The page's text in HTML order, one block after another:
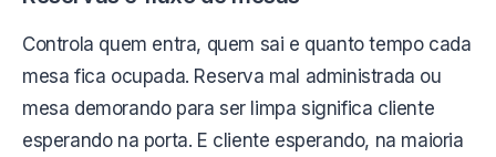
Controla quem entra, quem sai e quanto tempo cada
mesa fica ocupada. Reserva mal administrada ou
mesa demorando para ser limpa significa cliente
esperando na porta. E cliente esperando, na maioria